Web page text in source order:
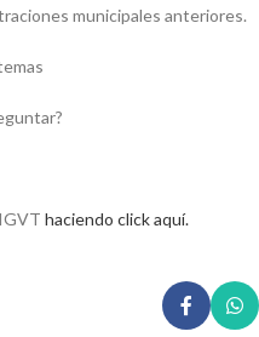
municipales anteriores.
haciendo click aquí.